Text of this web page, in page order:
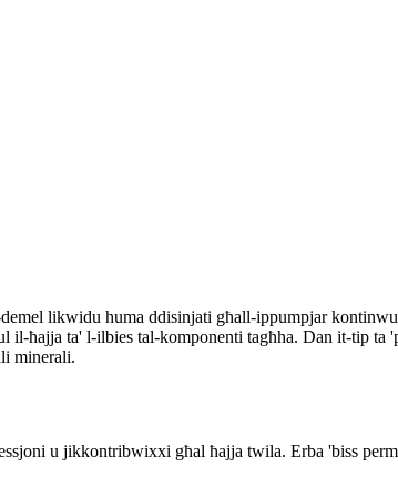
likwidu huma ddisinjati għall-ippumpjar
ħajja ta' l-ilbies tal-komponenti tagħha. Dan it-tip ta
minerali.
u jikkontribwixxi għal ħajja twila. Erba 'biss